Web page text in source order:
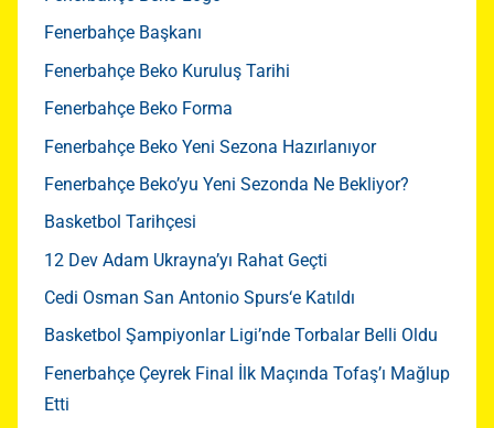
Fenerbahçe Başkanı
Fenerbahçe Beko Kuruluş Tarihi
Fenerbahçe Beko Forma
Fenerbahçe Beko Yeni Sezona Hazırlanıyor
Fenerbahçe Beko’yu Yeni Sezonda Ne Bekliyor?
Basketbol Tarihçesi
12 Dev Adam Ukrayna’yı Rahat Geçti
Cedi Osman San Antonio Spurs‘e Katıldı
Basketbol Şampiyonlar Ligi’nde Torbalar Belli Oldu
Fenerbahçe Çeyrek Final İlk Maçında Tofaş’ı Mağlup
Etti